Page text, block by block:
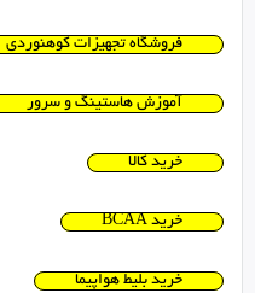
فروشگاه تجهیزات کوهنوردی
آموزش هاستینگ و سرور
خرید کالا
خرید BCAA
خرید بلیط هواپیما